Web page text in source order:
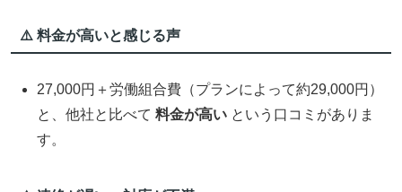
⚠️ 料金が高いと感じる声
27,000円＋労働組合費（プランによって約29,000円）
と、他社と比べて料金が高い という口コミがありま
す。